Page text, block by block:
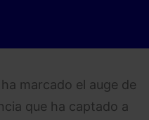
marcado el auge de
que ha captado a